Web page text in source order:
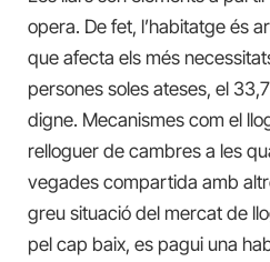
opera. De fet, l’habitatge és
que afecta els més
persones soles ateses, el
digne. Mecanismes com el
relloguer de cambres a les
vegades compartida amb
greu situació del mercat de
pel cap baix, es pagui una